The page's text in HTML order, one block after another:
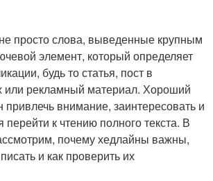
просто слова, выведенные крупным
элемент, который определяет
будь то статья, пост в
или рекламный материал. Хороший
привлечь внимание, заинтересовать и
перейти к чтению полного текста. В
почему хедлайны важны,
и как проверить их